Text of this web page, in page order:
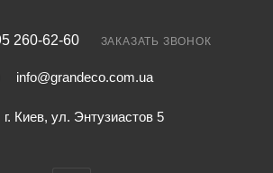
260-62-60 ЗАКАЗАТЬ ЗВОНОК
info@grandeco.com.ua
г. Киев, ул. Энтузиастов 5